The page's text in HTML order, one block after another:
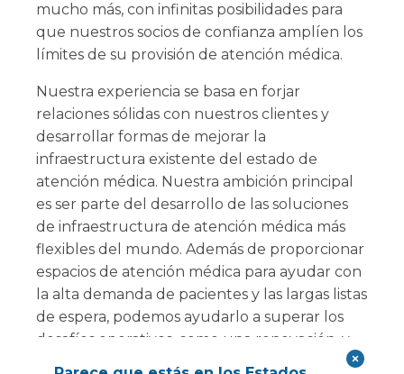
mucho más, con infinitas posibilidades para
que nuestros socios de confianza amplíen los
límites de su provisión de atención médica.
Nuestra experiencia se basa en forjar
relaciones sólidas con nuestros clientes y
desarrollar formas de mejorar la
infraestructura existente del estado de
atención médica. Nuestra ambición principal
es ser parte del desarrollo de las soluciones
de infraestructura de atención médica más
flexibles del mundo. Además de proporcionar
espacios de atención médica para ayudar con
la alta demanda de pacientes y las largas listas
de espera, podemos ayudarlo a superar los
desafíos operativos, como una renovación, y
ofrecer una respuesta de emergencia en caso